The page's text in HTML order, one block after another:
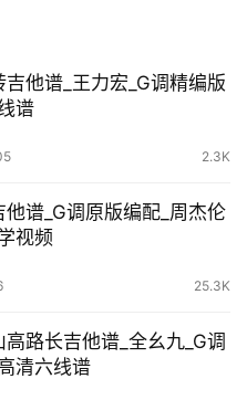
吉他谱_王力宏_G调精编版
谱
2.3K
他谱_G调原版编配_周杰伦
视频
25.3K
路长吉他谱_全幺九_G调
清六线谱